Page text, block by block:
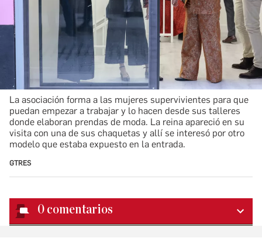
La asociación forma a las mujeres supervivientes para que
puedan empezar a trabajar y lo hacen desde sus talleres
donde elaboran prendas de moda. La reina apareció en su
visita con una de sus chaquetas y allí se interesó por otro
modelo que estaba expuesto en la entrada.
GTRES
0 comentarios